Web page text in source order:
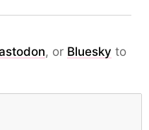
, or Bluesky to